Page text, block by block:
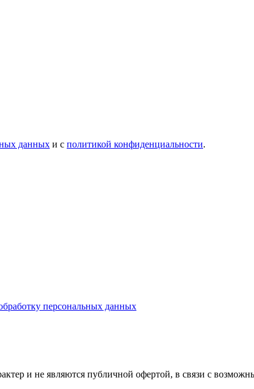
данных и с политикой конфиденциальности.
персональных данных
и не являются публичной офертой, в связи с